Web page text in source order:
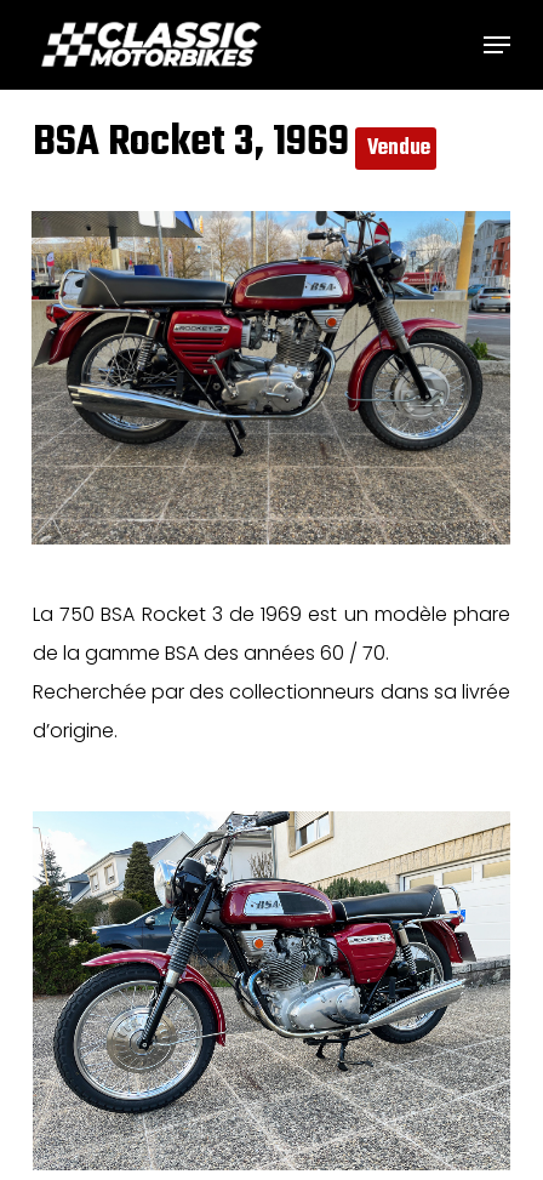
main
content
Menu
BSA Rocket 3, 1969 Vendue
La 750 BSA Rocket 3 de 1969 est un modèle phare
de la gamme BSA des années 60 / 70.
Recherchée par des collectionneurs dans sa livrée
d’origine.